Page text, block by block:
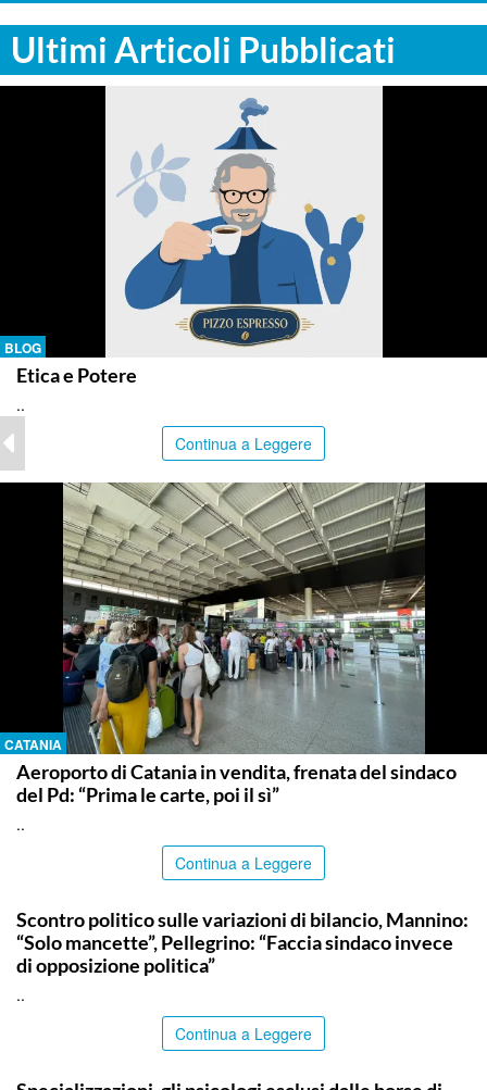
Ultimi Articoli Pubblicati
BLOG
Etica e Potere
..
Continua a Leggere
CATANIA
Aeroporto di Catania in vendita, frenata del sindaco
del Pd: “Prima le carte, poi il sì”
..
Continua a Leggere
Scontro politico sulle variazioni di bilancio, Mannino:
“Solo mancette”, Pellegrino: “Faccia sindaco invece
di opposizione politica”
..
Continua a Leggere